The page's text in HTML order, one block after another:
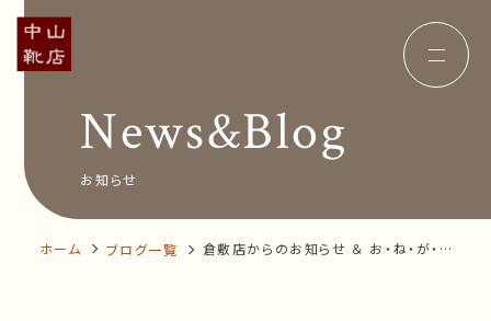
Concept コンセプト
Insole オーダー中敷き
News&Blog
Company 会社概要
News&Blog
お知らせ
ホーム ブログ一覧
倉敷店からのお知らせ ＆ お・ね・が・い